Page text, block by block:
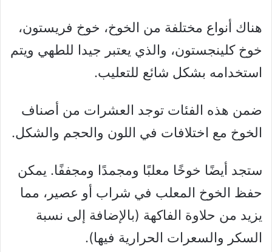
هناك أنواع مختلفة من الخوخ، خوخ فريستون،
خوخ كلينجستون، والذي يعتبر جيدا للطهي ويتم
استخدامه بشكل شائع للتعليب.
ضمن هذه الفئات توجد العشرات من أصناف
الخوخ مع اختلافات في اللون والحجم والشكل.
ستجد أيضًا خوخًا معلبًا ومجمدًا ومجففًا. يمكن
حفظ الخوخ المعلب في شراب أو عصير، مما
يزيد من حلاوة الفاكهة (بالإضافة إلى نسبة
السكر والسعرات الحرارية فيها).